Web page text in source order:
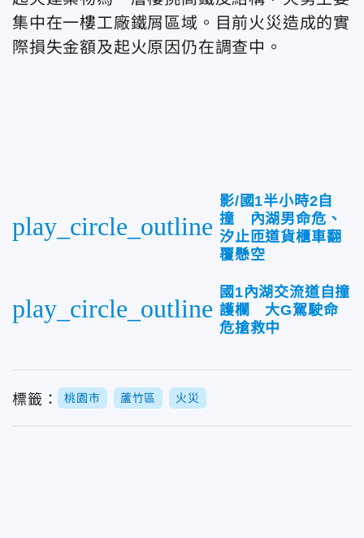
集中在一樓工廠鐵屑區域。目前火災造成的實
際損失金額及起火原因仍在調查中。
play_circle_outline
影/國1半小時2自
撞 內湖男命危、
汐止匝道貨櫃車翻
覆懸空
play_circle_outline
國1內湖交流道自撞
護欄 大G駕駛命
危搶救中
標籤： 桃園市 蘆竹區 火災